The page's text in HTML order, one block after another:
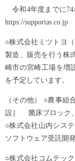
令和4年度までに
https://supportas.co.jp
○株式会社ミツトヨ
製造、販売を行う株
崎市の宮崎工場を増
を予定しています。
（その他） ○農事組
設］ 菌床ブロック
○株式会社山内シス
ソフトウェア受託開
○株式会社コムテッ